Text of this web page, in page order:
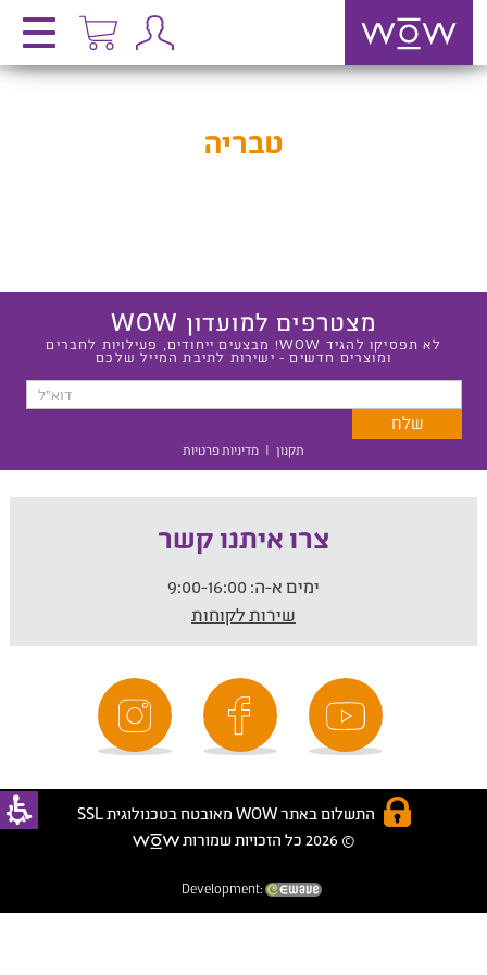
טבריה
מצטרפים למועדון WOW
לא תפסיקו להגיד WOW! מבצעים ייחודים, פעילויות לחברים
ומוצרים חדשים - ישירות לתיבת המייל שלכם
תקנון | מדיניות פרטיות
צרו איתנו קשר
ימים א-ה:
שירות לקוחות
התשלום באתר WOW מאובטח בטכנולוגית SSL
© 2026 כל הזכויות שמורות
Development: